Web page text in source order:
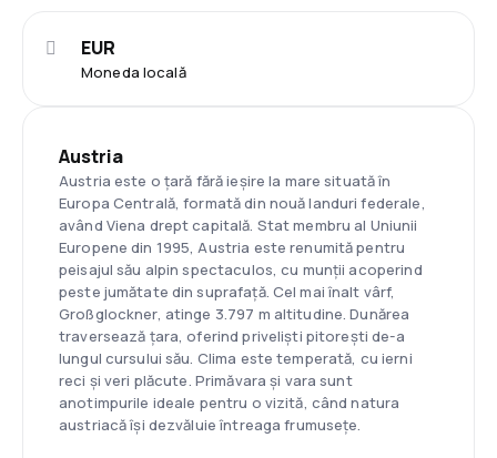
Moneda locală
EUR
Austria
Austria este o țară fără ieșire la mare situată în
Europa Centrală, formată din nouă landuri federale,
având Viena drept capitală. Stat membru al Uniunii
Europene din 1995, Austria este renumită pentru
peisajul său alpin spectaculos, cu munții acoperind
peste jumătate din suprafață. Cel mai înalt vârf,
Großglockner, atinge 3.797 m altitudine. Dunărea
traversează țara, oferind priveliști pitorești de-a
lungul cursului său. Clima este temperată, cu ierni
reci și veri plăcute. Primăvara și vara sunt
anotimpurile ideale pentru o vizită, când natura
austriacă își dezvăluie întreaga frumusețe.